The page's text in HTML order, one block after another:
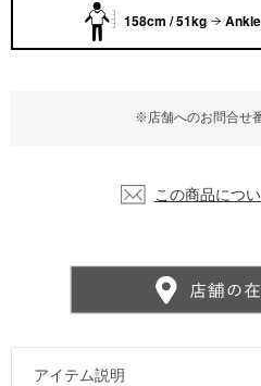
※店舗へのお問合せ
この商品につ
アイテム説明
158cm / 51kg